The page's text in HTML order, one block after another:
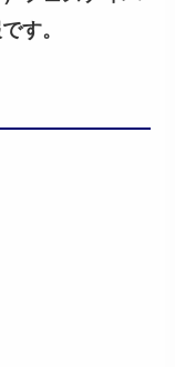
す。